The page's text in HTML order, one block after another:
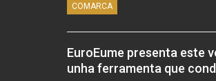
COMARCA
EuroEume presenta este
unha ferramenta que